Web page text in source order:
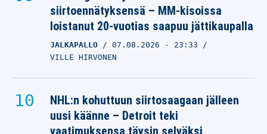
siirtoennätyksensä – MM-kisoissa
loistanut 20-vuotias saapuu jättikaupalla
JALKAPALLO 07.08.2026 - 23:33
VILLE HIRVONEN
NHL:n kohuttuun siirtosaagaan jälleen
uusi käänne – Detroit teki
vaatimuksensa täysin selväksi